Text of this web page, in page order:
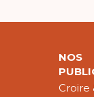
NOS
Croire